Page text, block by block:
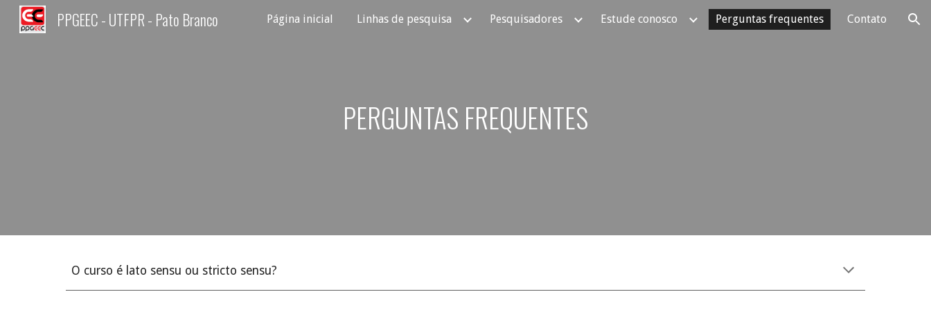
Skip to main content Skip to navigation
PPGEEC - UTFPR - Pato Branco Página inicial Linhas de pesquisa Pesquisadores Estude conosco Perguntas frequentes Contato
PERGUNTAS FREQUENTES
O curso é lato sensu ou stricto sensu?